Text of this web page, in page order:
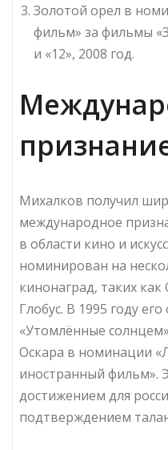
Золотой орел в
фильм» за фильмы
и «12», 2008 год.
Михалков получил
международное
в области кино и
номинирован на
кинонаград, таких
Глобус. В 1995 году
«Утомлённые
Оскара в номинации
иностранный фильм».
достижением для
подтверждением